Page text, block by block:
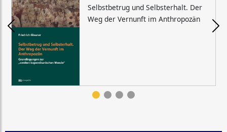
Selbstbetrug und Selbsterhalt. Der
Weg der Vernunft im Anthropozän